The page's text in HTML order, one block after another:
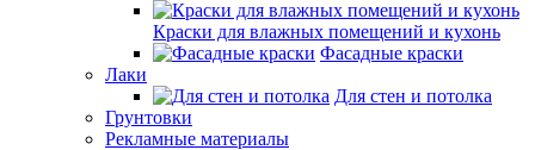
Краски для влажных помещений и кухонь
Фасадные краски
Лаки
Для стен и потолка
Грунтовки
Рекламные материалы